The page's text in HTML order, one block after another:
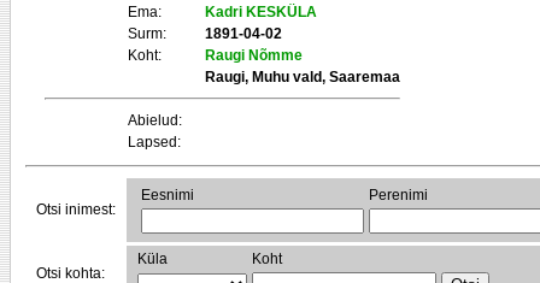
Ema:
Kadri KESKÜLA
Surm:
1891-04-02
Koht:
Raugi Nõmme
Raugi, Muhu vald, Saaremaa
Abielud:
Lapsed:
Otsi inimest:
Eesnimi Perenimi
Otsi kohta:
Küla Koht